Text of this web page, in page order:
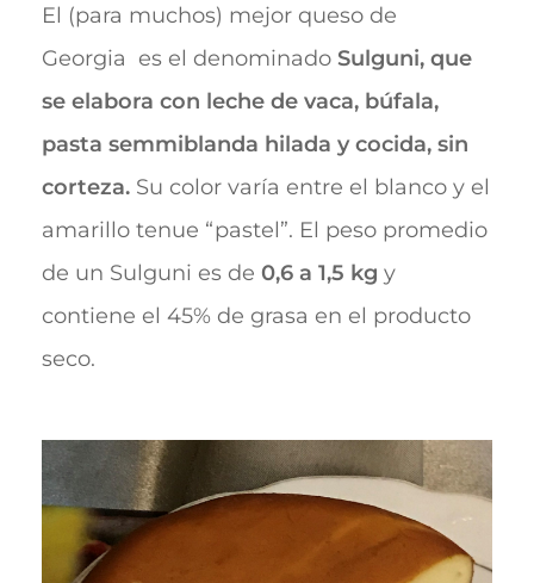
El (para muchos) mejor queso de
Georgia es el denominado Sulguni, que
se elabora con leche de vaca, búfala,
pasta semmiblanda hilada y cocida, sin
corteza. Su color varía entre el blanco y el
amarillo tenue “pastel”. El peso promedio
de un Sulguni es de 0,6 a 1,5 kg y
contiene el 45% de grasa en el producto
seco.